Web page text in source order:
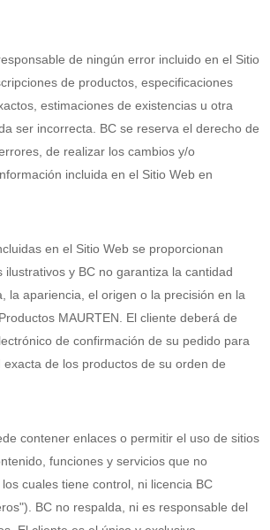
de ningún error incluido en el Sitio
de productos, especificaciones
estimaciones de existencias u otra
ser incorrecta. BC se reserva el derecho de
de realizar los cambios y/o
incluida en el Sitio Web en
en el Sitio Web se proporcionan
ilustrativos y BC no garantiza la cantidad
la apariencia, el origen o la precisión en la
MAURTEN. El cliente deberá de
de confirmación de su pedido para
de los productos de su orden de
contener enlaces o permitir el uso de sitios
funciones y servicios que no
cuales tiene control, ni licencia BC
BC no respalda, ni es responsable del